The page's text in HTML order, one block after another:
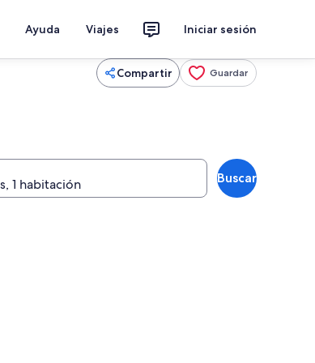
Ayuda Viajes Iniciar sesión
Compartir Guardar
Buscar